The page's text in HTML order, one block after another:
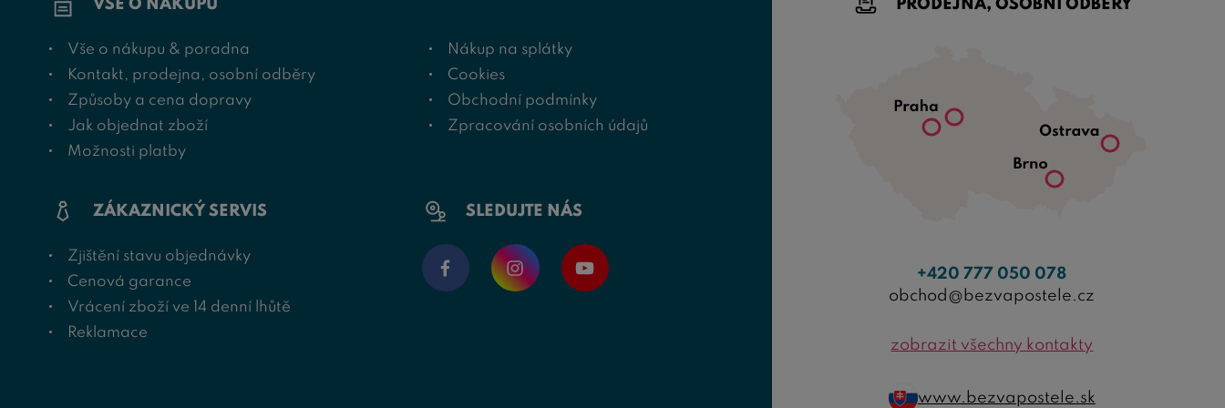
VŠE O NÁKUPU
Vše o nákupu & poradna
Kontakt, prodejna, osobní odběry
Způsoby a cena dopravy
Jak objednat zboží
Možnosti platby
Nákup na splátky
Cookies
Obchodní podmínky
Zpracování osobních údajů
ZÁKAZNICKÝ SERVIS
Zjištění stavu objednávky
Cenová garance
Vrácení zboží ve 14 denní lhůtě
Reklamace
SLEDUJTE NÁS
PRODEJNA, OSOBNÍ ODBĚRY
+420 777 050 078
obchod@bezvapostele.cz
zobrazit všechny kontakty
www.bezvapostele.sk